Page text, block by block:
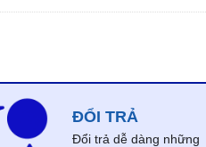
ĐỔI TRẢ
Đổi trả dễ dàng những